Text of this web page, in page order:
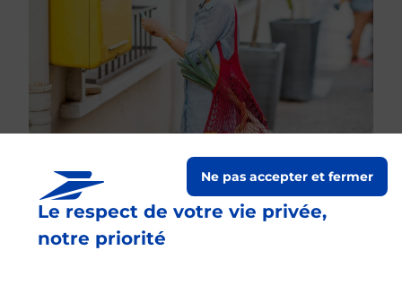
Le respect de votre vie privée,
notre priorité
Ne pas accepter et fermer
Boîte aux lettres La Poste
Le lien s'ouvre dans un nouvel onglet